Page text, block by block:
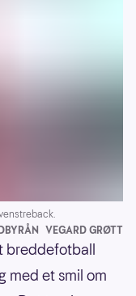
VEGARD GRØTT
breddefotball
med et smil om